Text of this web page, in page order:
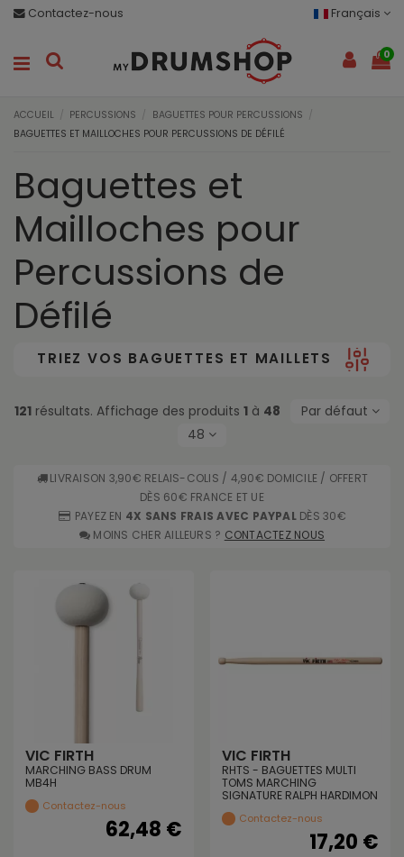
Contactez-nous Français
0
ACCUEIL PERCUSSIONS
BAGUETTES POUR PERCUSSIONS
BAGUETTES ET MAILLOCHES POUR PERCUSSIONS DE DÉFILÉ
Baguettes et
Mailloches pour
Percussions de
Défilé
TRIEZ VOS BAGUETTES ET MAILLETS
121 résultats. Affichage des produits1 à 48
Par défaut
48
LIVRAISON 3,90€ RELAIS-COLIS / 4,90€ DOMICILE / OFFERT
DÈS 60€ FRANCE ET UE
PAYEZ EN 4X SANS FRAIS AVEC PAYPALDÈS 30€
MOINS CHER AILLEURS ? CONTACTEZ NOUS
VIC FIRTH
MARCHING BASS DRUM
MB4H
Contactez-nous
62,48 €
VIC FIRTH
RHTS - BAGUETTES MULTI
TOMS MARCHING
SIGNATURE RALPH HARDIMON
Contactez-nous
17,20 €